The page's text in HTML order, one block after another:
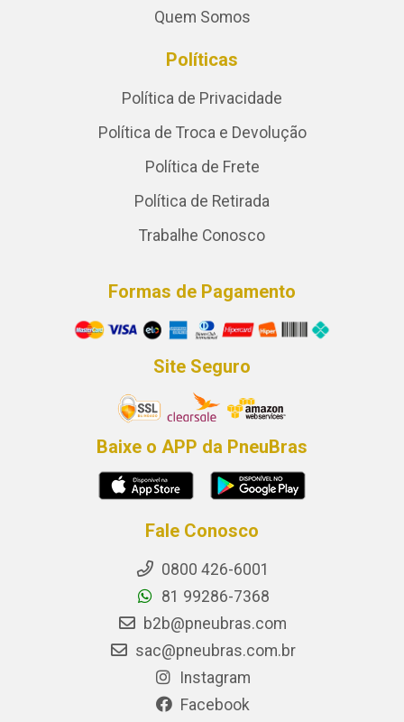
Quem Somos
Políticas
Política de Privacidade
Política de Troca e Devolução
Política de Frete
Política de Retirada
Trabalhe Conosco
Formas de Pagamento
Site Seguro
Baixe o APP da PneuBras
Fale Conosco
0800 426-6001
81 99286-7368
b2b@pneubras.com
sac@pneubras.com.br
Instagram
Facebook